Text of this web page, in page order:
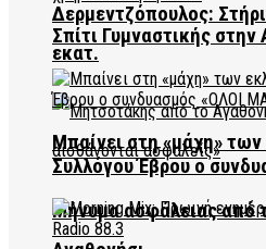
Δερμεντζόπουλος:
εκατ.
Μήνυμα ασφάλειας από
Σπίτι Γυμναστικής
Μπαίνει στη «μάχη»
Συλλόγου Έβρου ο